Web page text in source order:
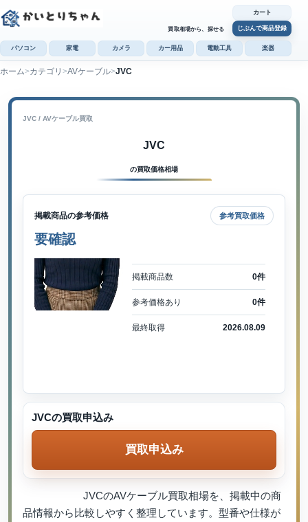
買取相場から、探せる
カート
じぶんで商品登録
パソコン 家電 カメラ カー用品 電動工具 楽器
ホーム カテゴリ AVケーブル JVC
JVC / AVケーブル買取
JVC
の買取価格相場
掲載商品の参考価格 参考買取価格
要確認
掲載商品数 0件
参考価格あり 0件
最終取得 2026.08.09
JVCのAVケーブル買取相場を、掲載中の商
品情報から比較しやすく整理しています。型番や仕様が
JVCの買取申込み
買取申込み